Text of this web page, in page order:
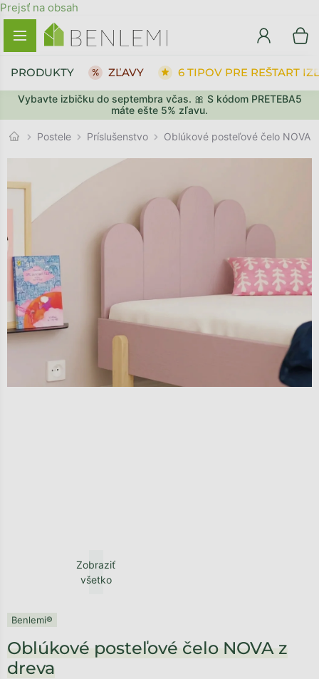
Prejsť na obsah
Vybavte izbičku do septembra včas. 🎀 S kódom PRETEBA5
máte ešte 5% zľavu.
PRODUKTY ZĽAVY 6 TIPOV PRE REŠTART
Postele Príslušenstvo Oblúkové posteľové čelo NOVA
Zobraziť
všetko
Benlemi®
Oblúkové posteľové čelo NOVA z
dreva
SPÄŤ DO OBCHODU PREJSŤ DO KOŠÍKA